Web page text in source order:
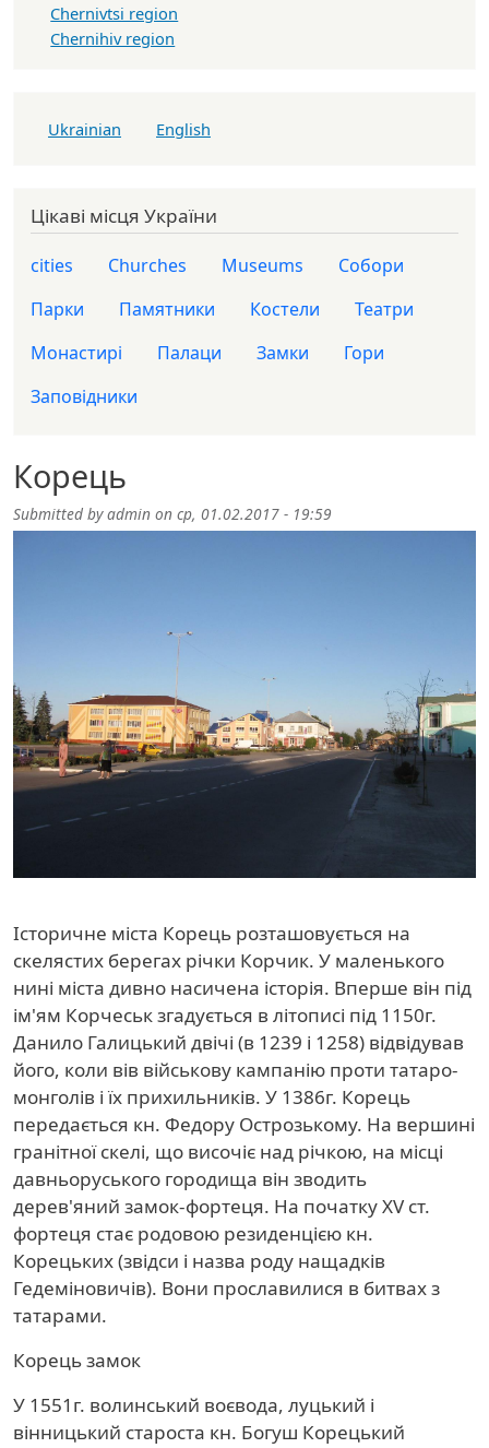
Корець
Submitted byadmin on ср, 01.02.2017 - 19:59
Історичне міста Корець розташовується на
скелястих берегах річки Корчик. У маленького
нині міста дивно насичена історія. Вперше він під
ім'ям Корчеськ згадується в літописі під 1150г.
Данило Галицький двічі (в 1239 і 1258) відвідував
його, коли вів військову кампанію проти татаро-
монголів і їх прихильників. У 1386г. Корець
передається кн. Федору Острозькому. На вершині
гранітної скелі, що височіє над річкою, на місці
давньоруського городища він зводить
дерев'яний замок-фортеця. На початку XV ст.
фортеця стає родовою резиденцією кн.
Корецьких (звідси і назва роду нащадків
Гедеміновичів). Вони прославилися в битвах з
татарами.
Корець замок
У 1551г. волинський воєвода, луцький і
вінницький староста кн. Богуш Корецький
Chernivtsi region
Chernihiv region
Ukrainian English
Цікаві місця України
cities Churches Museums
Собори
Парки
Памятники Костели
Театри
Монастирі
Палаци Замки
Гори
Заповідники